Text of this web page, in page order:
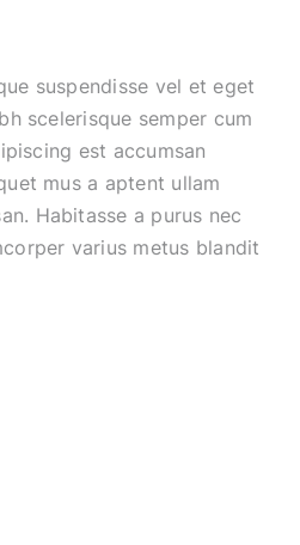
suspendisse vel et eget
scelerisque semper cum
est accumsan
mus a aptent ullam
Habitasse a purus nec
varius metus blandit